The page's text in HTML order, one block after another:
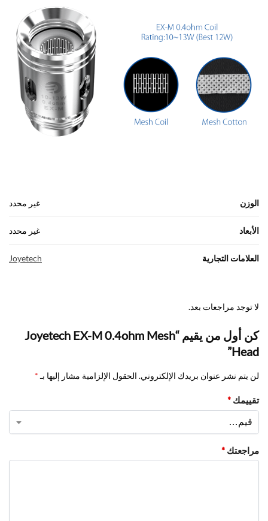
الوزن غير محدد
الأبعاد غير محدد
العلامات التجارية Joyetech
لا توجد مراجعات بعد.
كن أول من يقيم “Joyetech EX-M 0.4ohm Mesh
Head”
لن يتم نشر عنوان بريدك الإلكتروني. الحقول الإلزامية مشار إليها بـ *
تقييمك *
مراجعتك *